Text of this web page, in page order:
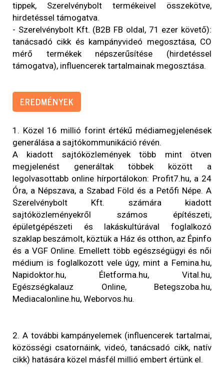
tippek, Szerelvénybolt termékeivel összekötve,
hirdetéssel támogatva.
- Szerelvénybolt Kft. (B2B FB oldal, 71 ezer követő):
tanácsadó cikk és kampányvideó megosztása, CO
mérő termékek népszerűsítése (hirdetéssel
támogatva), influencerek tartalmainak megosztása.
EREDMÉNYEK
1. Közel 16 millió forint értékű médiamegjelenések
generálása a sajtókommunikáció révén.
A kiadott sajtóközlemények több mint ötven
megjelenést generáltak többek között a
legolvasottabb online hírportálokon: Profit7.hu, a 24
Óra, a Népszava, a Szabad Föld és a Petőfi Népe. A
Szerelvénybolt Kft. számára kiadott
sajtóközleményekről számos építészeti,
épületgépészeti és lakáskultúrával foglalkozó
szaklap beszámolt, köztük a Ház és otthon, az Épinfo
és a VGF Online. Emellett több egészségügyi és női
médium is foglalkozott vele úgy, mint a Femina.hu,
Napidoktor.hu, Életforma.hu, Vital.hu,
Egészségkalauz Online, Betegszoba.hu,
Mediacalonline.hu, Weborvos.hu.
2. A további kampányelemek (influencerek tartalmai,
közösségi csatornáink, videó, tanácsadó cikk, natív
cikk) hatására közel másfél millió embert értünk el.